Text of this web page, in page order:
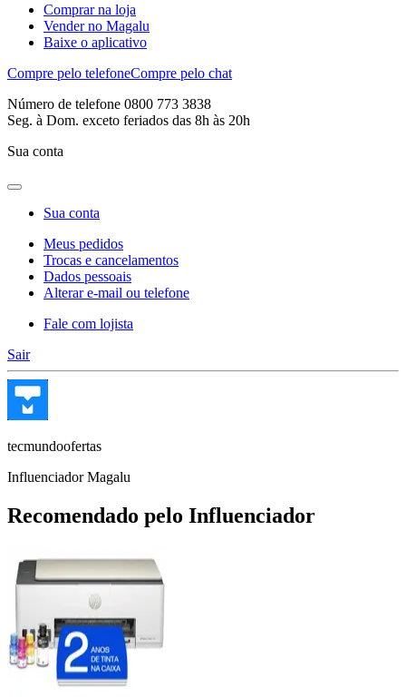
Comprar na loja
Vender no Magalu
Baixe o aplicativo
Compre pelo telefoneCompre pelo chat
Número de telefone 0800 773 3838
Seg. à Dom. exceto feriados das 8h às 20h
Sua conta
Sua conta
Meus pedidos
Trocas e cancelamentos
Dados pessoais
Alterar e-mail ou telefone
Fale com lojista
Sair
tecmundoofertas
Influenciador Magalu
Recomendado pelo Influenciador